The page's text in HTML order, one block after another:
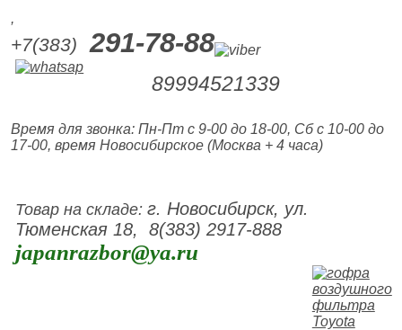
,
+7(383) 291-78-88
89994521339
Время для звонка: Пн-Пт с 9-00 до 18-00, Сб с 10-00 до
17-00, время Новосибирское (Москва + 4 часа)
Товар на складе:г. Новосибирск, ул.
Тюменская 18, 8(383) 2917-888
japanrazbor@ya.ru